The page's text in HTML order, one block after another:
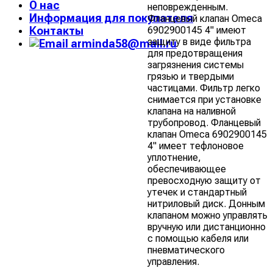
О нас
Информация для покупателя
Контакты
arminda58@mail.ru
неповрежденным.
Фланцевый клапан Omeca
6902900145 4" имеют
защиту в виде фильтра
для предотвращения
загрязнения системы
грязью и твердыми
частицами. Фильтр легко
снимается при установке
клапана на наливной
трубопровод. Фланцевый
клапан Omeca 6902900145
4" имеет тефлоновое
уплотнение,
обеспечивающее
превосходную защиту от
утечек и стандартный
нитриловый диск. Донным
клапаном можно управлять
вручную или дистанционно
с помощью кабеля или
пневматического
управления.